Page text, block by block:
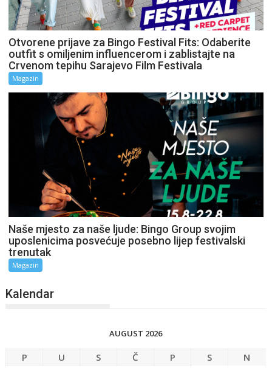
Otvorene prijave za Bingo Festival Fits: Odaberite
outfit s omiljenim influencerom i zablistajte na
Crvenom tepihu Sarajevo Film Festivala
Magazin
Naše mjesto za naše ljude: Bingo Group svojim
uposlenicima posvećuje posebno lijep festivalski
trenutak
Magazin
Kalendar
AUGUST 2026
P U S Č P S
N